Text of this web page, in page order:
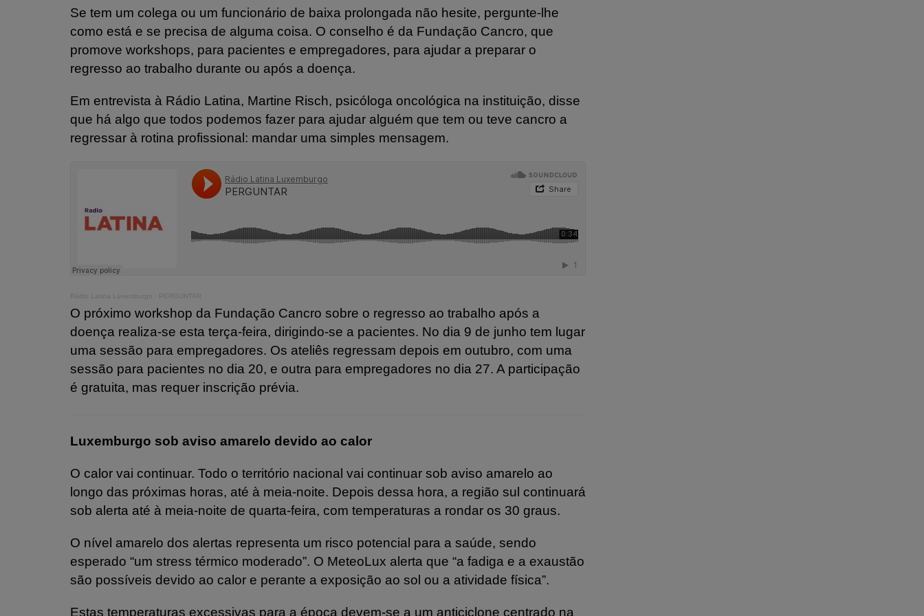
Se tem um colega ou um funcionário de baixa prolongada não hesite, pergunte-lhe
como está e se precisa de alguma coisa. O conselho é da Fundação Cancro, que
promove workshops, para pacientes e empregadores, para ajudar a preparar o
regresso ao trabalho durante ou após a doença.
Em entrevista à Rádio Latina, Martine Risch, psicóloga oncológica na instituição, disse
que há algo que todos podemos fazer para ajudar alguém que tem ou teve cancro a
regressar à rotina profissional: mandar uma simples mensagem.
Rádio Latina Luxemburgo PERGUNTAR
O próximo workshop da Fundação Cancro sobre o regresso ao trabalho após a
doença realiza-se esta terça-feira, dirigindo-se a pacientes. No dia 9 de junho tem lugar
uma sessão para empregadores. Os ateliês regressam depois em outubro, com uma
sessão para pacientes no dia 20, e outra para empregadores no dia 27. A participação
é gratuita, mas requer inscrição prévia.
Luxemburgo sob aviso amarelo devido ao calor
O calor vai continuar. Todo o território nacional vai continuar sob aviso amarelo ao
longo das próximas horas, até à meia-noite. Depois dessa hora, a região sul continuará
sob alerta até à meia-noite de quarta-feira, com temperaturas a rondar os 30 graus.
O nível amarelo dos alertas representa um risco potencial para a saúde, sendo
esperado “um stress térmico moderado”. O MeteoLux alerta que “a fadiga e a exaustão
são possíveis devido ao calor e perante a exposição ao sol ou a atividade física”.
Estas temperaturas excessivas para a época devem-se a um anticiclone centrado na